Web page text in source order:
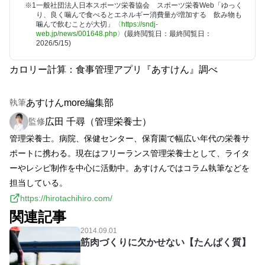
※1 一般社団法人日本スポーツ栄養協会 スポーツ栄養Web「ゆっく
り、良く噛んで食べるとエネルギー消費量が増加する 飲み物も
噛んで飲むことが大切」
〈https://sndj-
web.jp/news/001648.php〉 (最終閲覧日：最終閲覧日：
2026/5/15)
カロリー計算：食事管理アプリ『あすけん』調べ
執筆あすけんmore編集部
監修広田 千尋（管理栄養士）
管理栄養士。病院、保健センター、保育園で幅広い年代の栄養サ
ポートに携わる。現在はフリーランス管理栄養士として、ライタ
ーやレシピ制作を中心に活動中。あすけんではコラム執筆などを
担当している。
https://hirotachihiro.com/
関連記事
2014.09.01
筋肉づくりに欠かせない【たんぱく質】